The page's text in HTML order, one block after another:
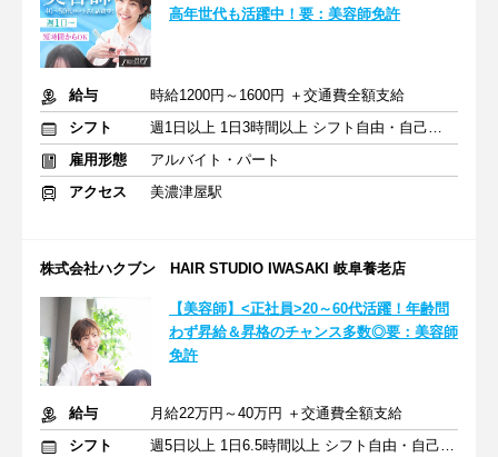
高年世代も活躍中！要：美容師免許
給与
時給1200円～1600円 ＋交通費全額支給
シフト
週1日以上 1日3時間以上 シフト自由・自己申告
雇用形態
アルバイト・パート
アクセス
美濃津屋駅
株式会社ハクブン HAIR STUDIO IWASAKI 岐阜養老店
【美容師】<正社員>20～60代活躍！年齢問
わず昇給＆昇格のチャンス多数◎要：美容師
免許
給与
月給22万円～40万円 ＋交通費全額支給
シフト
週5日以上 1日6.5時間以上 シフト自由・自己申告